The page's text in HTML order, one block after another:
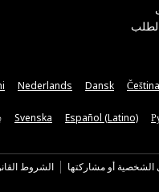
Čeština
Dansk
Nederlands
Español (Latino)
Svenska
الشخصية أو مشاركتها الشروط